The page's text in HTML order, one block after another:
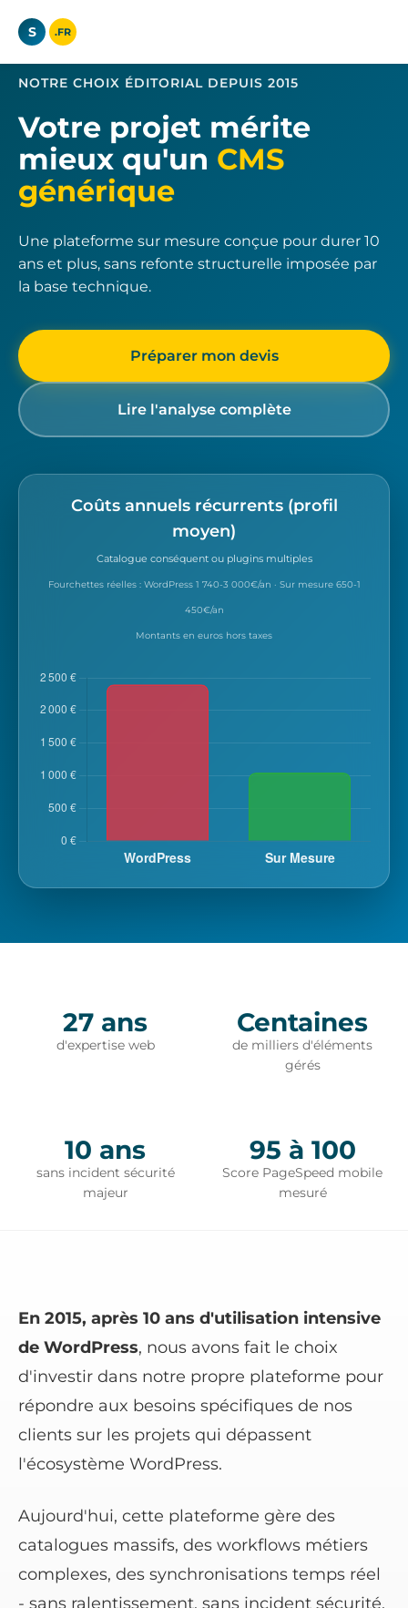
S .FR
NOTRE CHOIX ÉDITORIAL DEPUIS 2015
Votre projet mérite
mieux qu'un CMS
générique
Une plateforme sur mesure conçue pour durer 10
ans et plus, sans refonte structurelle imposée par
la base technique.
Préparer mon devis
Lire l'analyse complète
Coûts annuels récurrents (profil
moyen)
Catalogue conséquent ou plugins multiples
Fourchettes réelles : WordPress 1 740-3 000€/an · Sur mesure 650-1
450€/an
Montants en euros hors taxes
27 ans
d'expertise web
Centaines
de milliers d'éléments
gérés
10 ans
sans incident sécurité
majeur
95 à 100
Score PageSpeed mobile
mesuré
En 2015, après 10 ans d'utilisation intensive
de WordPress, nous avons fait le choix
d'investir dans notre propre plateforme pour
répondre aux besoins spécifiques de nos
clients sur les projets qui dépassent
l'écosystème WordPress.
Aujourd'hui, cette plateforme gère des
catalogues massifs, des workflows métiers
complexes, des synchronisations temps réel
- sans ralentissement, sans incident sécurité,